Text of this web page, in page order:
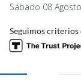
Sábado 08
Seguimos criterios